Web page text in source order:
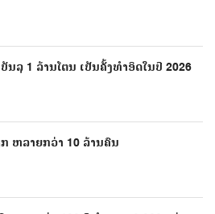
ນລຸ 1 ລ້ານໂຕນ ເປັນຄັ້ງທຳອິດໃນປີ 2026
ຫລາຍກວ່າ 10 ລ້ານຄົນ